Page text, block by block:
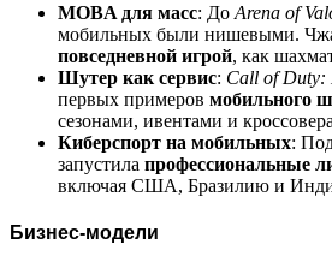
MOBA для масс: До Arena of
мобильных были нишевыми.
повседневной игрой, как
Шутер как сервис: Call of Duty:
первых примеров мобильного
сезонами, ивентами и
Киберспорт на мобильных:
запустила профессиональные
включая США, Бразилию и
Бизнес-модели